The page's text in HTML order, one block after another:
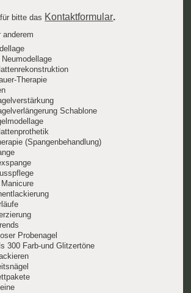
bitte das Kontaktformular.
anderem
Therapie
Schablone
(Spangenbehandlung)
Probenagel
300 Farb-und Glitzertöne